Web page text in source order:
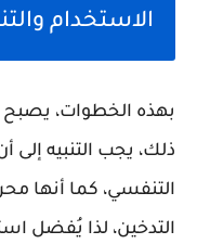
الاستخدام
بهذه الخطوات،
ذلك، يجب التنبيه إلى
التنفسي، كما أنها
التدخين، لذا يُفضل